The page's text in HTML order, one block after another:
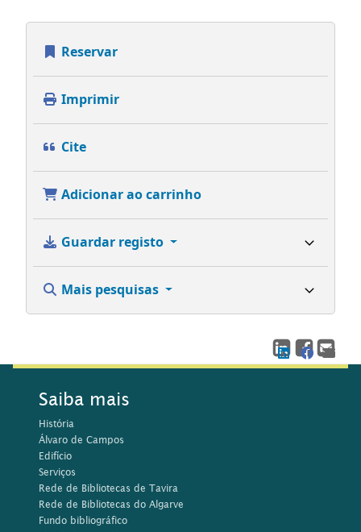
Reservar
Imprimir
Cite
Adicionar ao carrinho
Guardar registo
Mais pesquisas
Saiba mais
História
Álvaro de Campos
Edifício
Serviços
Rede de Bibliotecas de Tavira
Rede de Bibliotecas do Algarve
Fundo bibliográfico